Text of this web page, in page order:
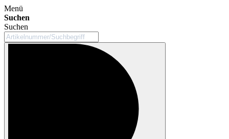
Menü
Suchen
Suchen